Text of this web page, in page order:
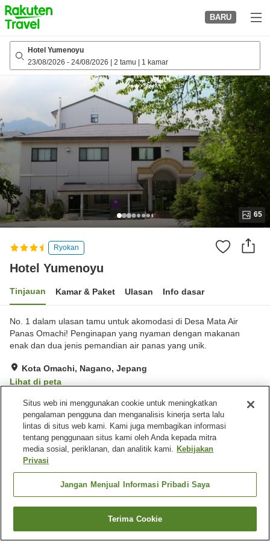
to
top
page
BARU
Hotel Yumenoyu
23/08/2026 - 24/08/2026 2 tamu 1 kamar
65
Ryokan
Hotel Yumenoyu
Tinjauan Kamar & Paket Ulasan Info dasar
No. 1 dalam ulasan tamu untuk akomodasi di Desa Mata Air
Panas Omachi! Penginapan yang nyaman dengan makanan
enak dan dua jenis pemandian air panas yang unik.
Kota Omachi, Nagano, Jepang
Lihat di peta
Hebat Ulasan:118
Fasilitas properti
Tempat parkir
Spa / Salon kecantikan
Restoran
Beranda Jepang Nagano Kota Omachi Hotel Yumenoyu
Cari kamar
Situs web ini menggunakan cookie untuk meningkatkan
pengalaman pengguna dan menganalisis kinerja serta lalu
lintas di situs web kami. Kami juga membagikan informasi
tentang penggunaan situs kami oleh Anda kepada mitra
media sosial, periklanan, dan analitik kami. Kebijakan
Privasi
Jangan Menjual Informasi Pribadi Saya
Terima Cookie